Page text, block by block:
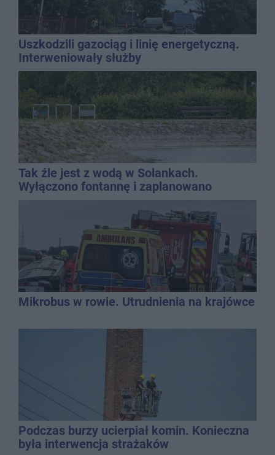
Uszkodzili gazociąg i linię energetyczną.
Interweniowały służby
Tak źle jest z wodą w Solankach.
Wyłączono fontannę i zaplanowano
Mikrobus w rowie. Utrudnienia na krajówce
Podczas burzy ucierpiał komin. Konieczna
była interwencja strażaków